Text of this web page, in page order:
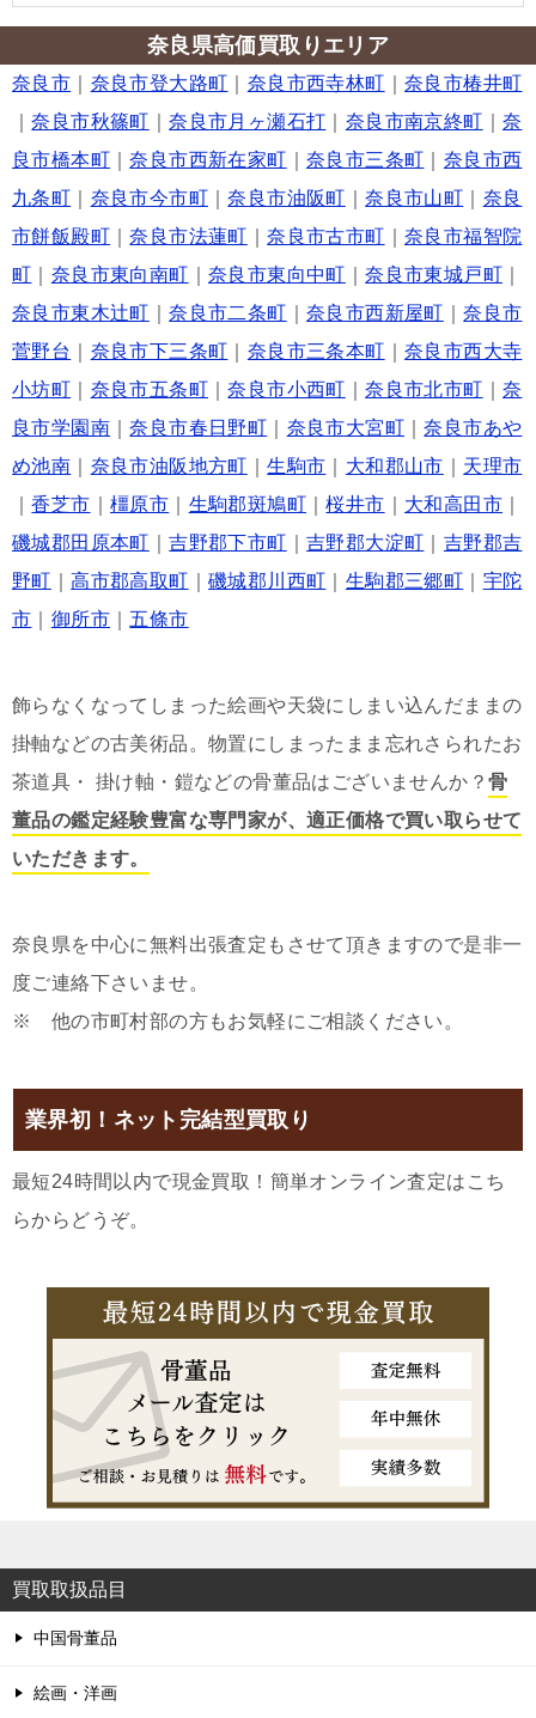
奈良県高価買取りエリア
奈良市 奈良市登大路町 奈良市西寺林町 ｜奈良市椿井町
｜奈良市秋篠町 ｜奈良市月ヶ瀬石打 奈良市南京終町 ｜奈
良市橋本町
｜奈良市西新在家町 ｜奈良市三条町
奈良市西
九条町
奈良市今市町 ｜奈良市油阪町 ｜奈良市山町
奈良
市餅飯殿町
｜奈良市法蓮町 ｜奈良市古市町 ｜奈良市福智院
町
奈良市東向南町 ｜奈良市東向中町 ｜奈良市東城戸町
奈良市東木辻町
｜奈良市二条町 ｜奈良市西新屋町 ｜奈良市
菅野台
奈良市下三条町 奈良市三条本町 ｜奈良市西大寺
小坊町
奈良市五条町 ｜奈良市小西町 ｜奈良市北市町 ｜奈
良市学園南 ｜奈良市春日野町 奈良市大宮町 ｜奈良市あや
め池南
奈良市油阪地方町 ｜生駒市 大和郡山市
天理市
｜香芝市 ｜橿原市 生駒郡斑鳩町 ｜桜井市 大和高田市
磯城郡田原本町
｜吉野郡下市町 ｜吉野郡大淀町
吉野郡吉
野町
高市郡高取町 ｜磯城郡川西町 生駒郡三郷町
宇陀
市
御所市 ｜五條市
飾らなくなってしまった絵画や天袋にしまい込んだままの
掛軸などの古美術品。物置にしまったまま忘れさられたお
茶道具・ 掛け軸・鎧などの骨董品はございませんか？ 骨
董品の鑑定経験豊富な専門家が、適正価格で買い取らせて
いただきます。
奈良県を中心に無料出張査定もさせて頂きますので是非一
度ご連絡下さいませ。
※ 他の市町村部の方もお気軽にご相談ください。
業界初！ネット完結型買取り
最短24時間以内で現金買取！簡単オンライン査定はこち
らからどうぞ。
買取取扱品目
中国骨董品
絵画・洋画